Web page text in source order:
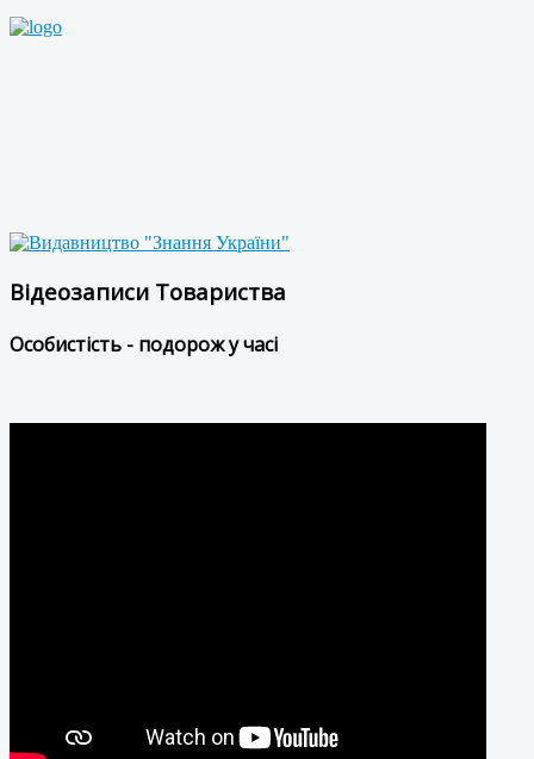
Відеозаписи Товариства
Особистість - подорож у часі